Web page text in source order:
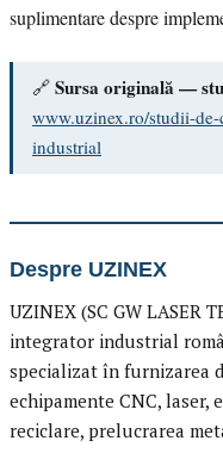
suplimentare despre
🔗 Sursa originală —
www.uzinex.ro/studii-
industrial
Despre UZINEX
UZINEX (SC GW LASER
integrator industrial
specializat în furnizarea
echipamente CNC, laser,
reciclare, prelucrarea